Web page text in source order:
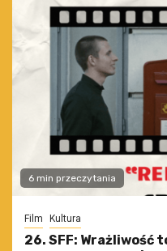
6 min przeczytania
Film Kultura
26. SFF: Wrażliwość